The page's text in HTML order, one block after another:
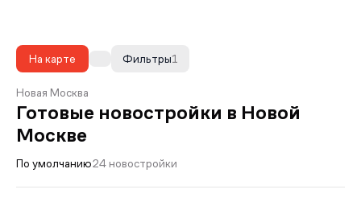
На карте 1
Фильтры
Новая Москва
Готовые новостройки в Новой
Москве
По умолчанию24 новостройки